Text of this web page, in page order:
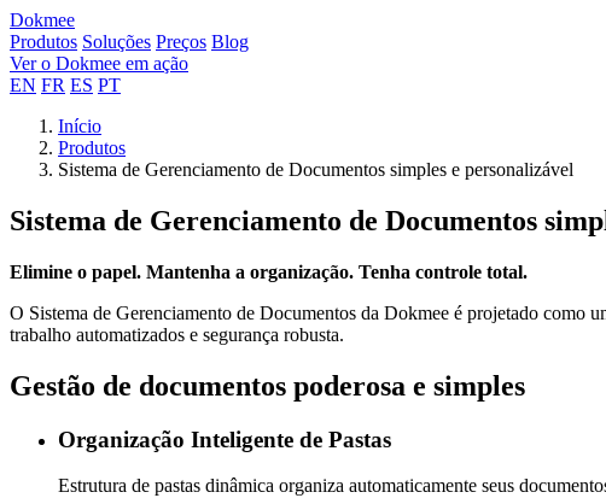
Dokmee
Produtos Soluções Preços Blog
Ver o Dokmee em ação
EN FR ES PT
Início
Produtos
Sistema de Gerenciamento de Documentos simples e personalizável
Sistema de Gerenciamento de Documentos
Elimine o papel. Mantenha a organização. Tenha controle total.
O Sistema de Gerenciamento de Documentos da Dokmee é projetado como
trabalho automatizados e segurança robusta.
Gestão de documentos poderosa e simples
Organização Inteligente de Pastas
Estrutura de pastas dinâmica organiza automaticamente seus